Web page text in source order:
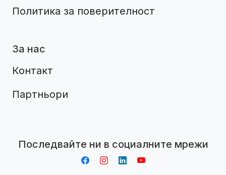
Политика за поверителност
За нас
Контакт
Партньори
Последвайте ни в социалните мрежи